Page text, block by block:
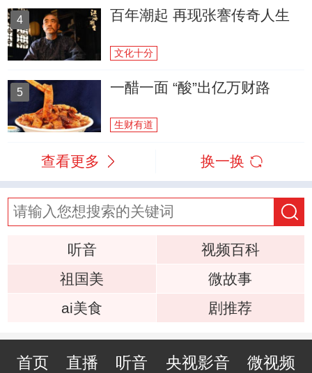
4 百年潮起 再现张謇传奇人生
文化十分
5 一醋一面 “酸”出亿万财路
生财有道
查看更多 换一换
听音
视频百科
祖国美
微故事
ai美食
剧推荐
首页 直播 听音 央视影音 微视频